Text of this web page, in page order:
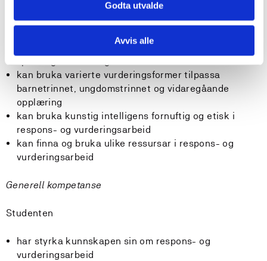
Godta utvalde
Avvis alle
skriftlege og munnlege elevarbeid på områda
struktur, kommunikasjon/formål og innhald
skriftlege og munnlege elevarbeid når det gjeld
kan bruka varierte vurderingsformer tilpassa
barnetrinnet, ungdomstrinnet og vidaregåande
opplæring
kan bruka kunstig intelligens fornuftig og etisk i
respons- og vurderingsarbeid
kan finna og bruka ulike ressursar i respons- og
vurderingsarbeid
Generell kompetanse
Studenten
har styrka kunnskapen sin om respons- og
vurderingsarbeid